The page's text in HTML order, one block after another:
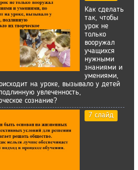
Как сделать
так, чтобы
урок не
только
вооружал
учащихся
нужными
знаниями и
умениями,
на уроке, вызывало у детей
увлеченность,
сознание?
7 слайд